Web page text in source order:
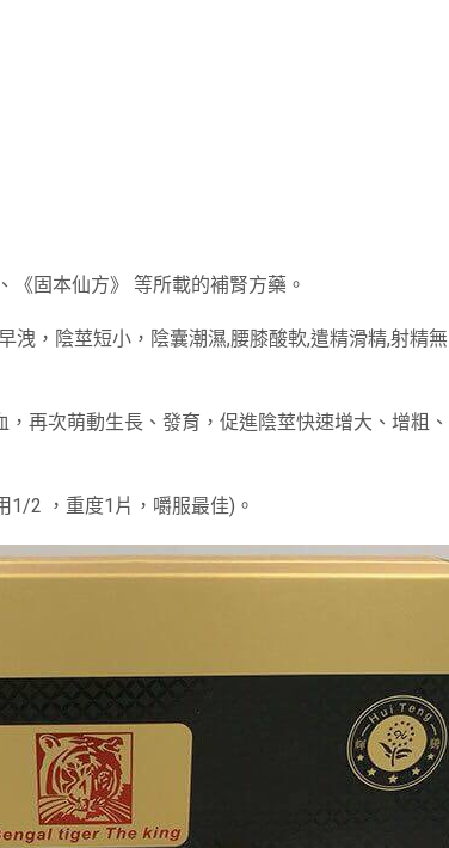
《固本仙方》 等所載的補腎方藥。
洩，陰莖短小，陰囊潮濕,腰膝酸軟,遣精滑精,射精
再次萌動生長、發育，促進陰莖快速增大、增粗
1/2 ，重度1片，嚼服最佳)。